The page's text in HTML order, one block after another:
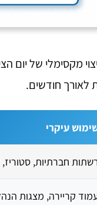
מקסימלי של יום
לאורך חודשים.
עיקרי
חברתיות, סטוריז,
קריירה, מצגות